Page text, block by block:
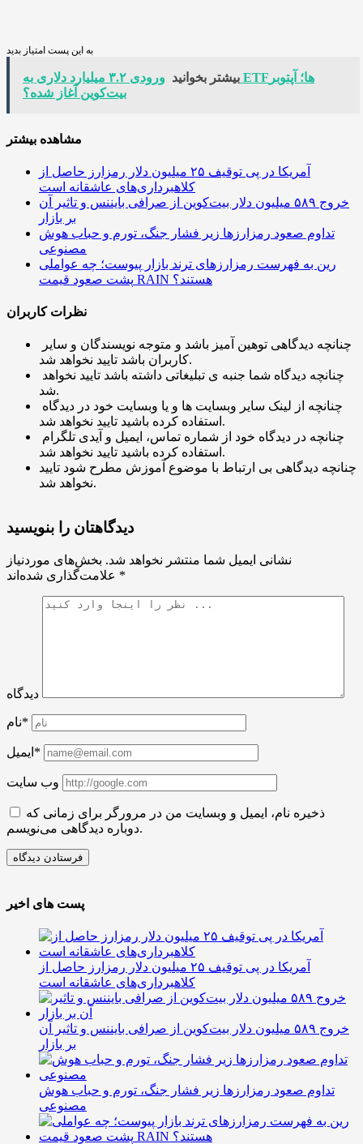
به این پست امتیاز بدید
بیشتر بخوانید
ورودی ۳.۲ میلیارد دلاری به ETFها؛ آپتوبر
بیت‌کوین آغاز شده؟
مشاهده بیشتر
آمریکا در پی توقیف ۲۵ میلیون دلار رمزارز حاصل از
کلاهبرداری‌های عاشقانه است
خروج ۵۸۹ میلیون دلار بیت‌کوین از صرافی بایننس و تاثیر آن
بر بازار
تداوم صعود رمزارزها زیر فشار جنگ، تورم و حباب هوش
مصنوعی
رین به فهرست رمزارزهای ترند بازار پیوست؛ چه عواملی
پشت صعود قیمت RAIN هستند؟
نظرات کاربران
کاربران باشد تایید نخواهد شد.
شد.
استفاده کرده باشید تایید نخواهد شد.
استفاده کرده باشید تایید نخواهد شد.
چنانچه دیدگاهی بی ارتباط با موضوع آموزش مطرح شود تایید
نخواهد شد.
دیدگاهتان را بنویسید
نشانی ایمیل شما منتشر نخواهد شد. بخش‌های موردنیاز
*
دیدگاه
نام*
ایمیل*
وب سایت
ذخیره نام، ایمیل و وبسایت من در مرورگر برای زمانی که
دوباره دیدگاهی می‌نویسم.
پست های اخیر
آمریکا در پی توقیف ۲۵ میلیون دلار رمزارز حاصل از
کلاهبرداری‌های عاشقانه است
خروج ۵۸۹ میلیون دلار بیت‌کوین از صرافی بایننس و تاثیر آن
بر بازار
تداوم صعود رمزارزها زیر فشار جنگ، تورم و حباب هوش
مصنوعی